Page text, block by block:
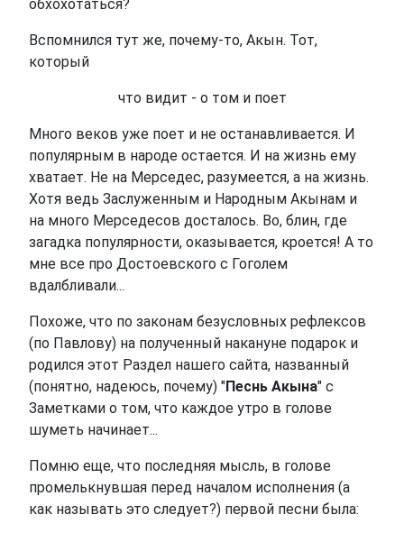
обхохотаться?
Вспомнился тут же, почему-то, Акын. Тот,
который
что видит - о том и поет
Много веков уже поет и не останавливается. И
популярным в народе остается. И на жизнь ему
хватает. Не на Мерседес, разумеется, а на жизнь.
Хотя ведь Заслуженным и Народным Акынам и
на много Мерседесов досталось. Во, блин, где
загадка популярности, оказывается, кроется! А то
мне все про Достоевского с Гоголем
вдалбливали...
Похоже, что по законам безусловных рефлексов
(по Павлову) на полученный накануне подарок и
родился этот Раздел нашего сайта, названный
(понятно, надеюсь, почему) "Песнь Акына" с
Заметками о том, что каждое утро в голове
шуметь начинает...
Помню еще, что последняя мысль, в голове
промелькнувшая перед началом исполнения (а
как называть это следует?) первой песни была: